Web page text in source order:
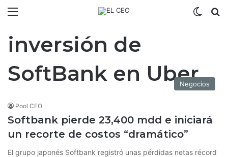
inversión de
SoftBank en Uber
Negocios
Pool CEO
Softbank pierde 23,400 mdd e iniciará
un recorte de costos “dramático”
El grupo japonés Softbank registró unas pérdidas netas récord